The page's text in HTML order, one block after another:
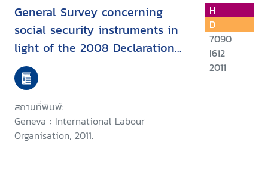
General Survey concerning
social security instruments in
light of the 2008 Declaration
on Social Justice for a Fair
Globalization : Third item on
the agenda : information and
reports on the application of
conventions and
สถานที่พิมพ์:
Geneva : International Labour
Organisation, 2011.
H
D
7090
I612
2011